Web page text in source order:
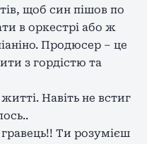
щоб син пішов по
в оркестрі або ж
Продюсер – це
з гордістю та
Навіть не встиг
Ти розумієш